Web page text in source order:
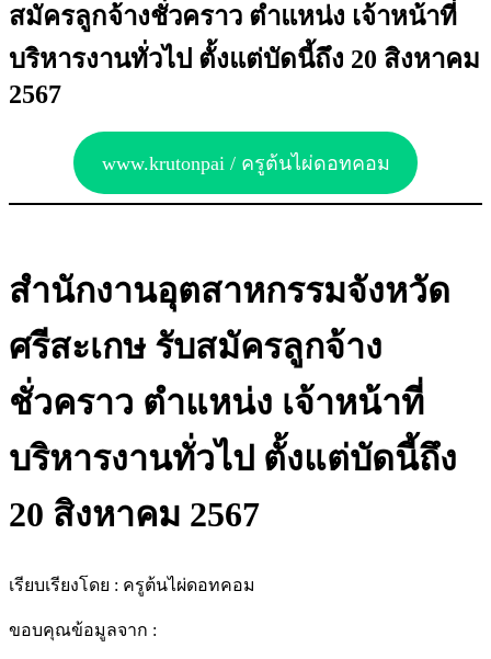
สมัครลูกจ้างชั่วคราว ตำแหน่ง เจ้าหน้าที่
บริหารงานทั่วไป ตั้งแต่บัดนี้ถึง 20 สิงหาคม
2567
www.krutonpai / ครูต้นไผ่ดอทคอม
สำนักงานอุตสาหกรรมจังหวัด
ศรีสะเกษ รับสมัครลูกจ้าง
ชั่วคราว ตำแหน่ง เจ้าหน้าที่
บริหารงานทั่วไป ตั้งแต่บัดนี้ถึง
20 สิงหาคม 2567
เรียบเรียงโดย : ครูต้นไผ่ดอทคอม
ขอบคุณข้อมูลจาก :